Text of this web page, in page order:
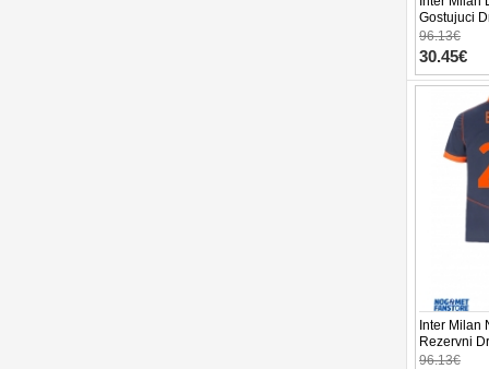
Gostujuci
Kratak
96.13€
30.45€
Inter Milan
Rezervni
Kratak
96.13€